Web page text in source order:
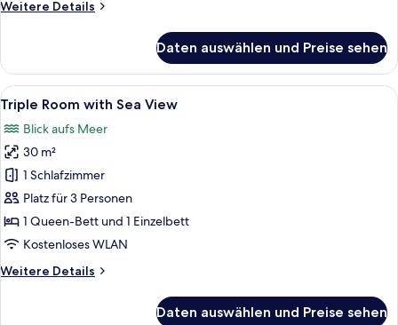
Weitere Details
Weitere
Cement
Sea
View
Daten auswählen und Preise sehen
Alle
Fotos
für
Triple
Room
with
Sea
View
Ein Zimmer mit zwei Betten,
8
Triple Room with Sea View
Blick aufs Meer
30 m²
1 Schlafzimmer
Platz für 3 Personen
1 Queen-Bett und 1 Einzelbett
Kostenloses WLAN
Weitere Details
Weitere
Daten auswählen und Preise sehen